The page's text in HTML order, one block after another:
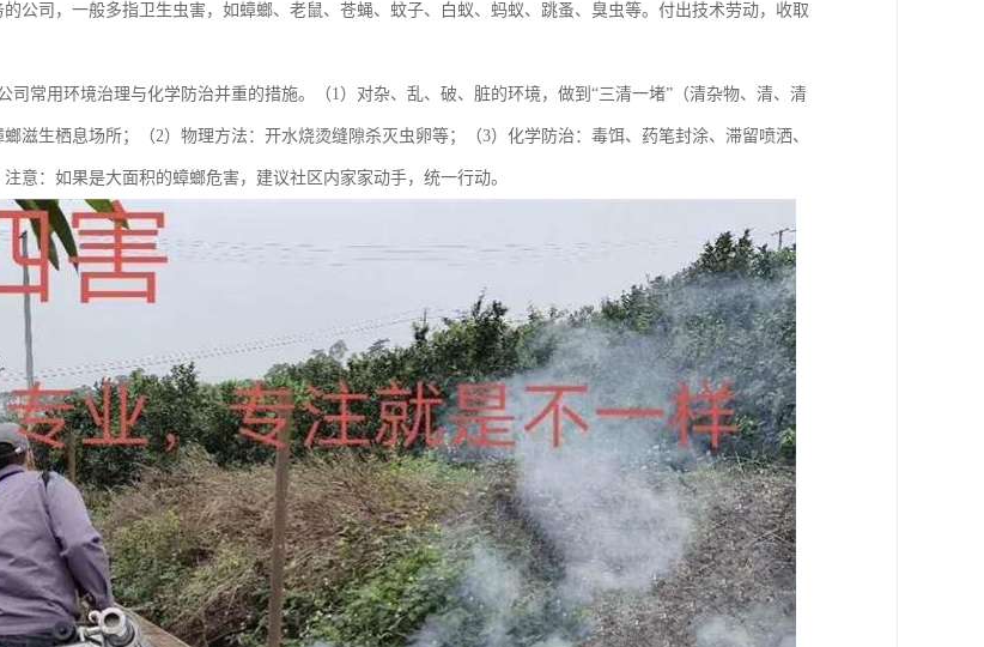
公司，一般多指卫生虫害，如蟑螂、老鼠、苍蝇、蚊子、白蚁、蚂蚁、跳蚤、臭虫等。付出技术劳动，收取
司常用环境治理与化学防治并重的措施。（1）对杂、乱、破、脏的环境，做到“三清一堵”（清杂物、清、清
滋生栖息场所；（2）物理方法：开水烧烫缝隙杀灭虫卵等；（3）化学防治：毒饵、药笔封涂、滞留喷洒、
意：如果是大面积的蟑螂危害，建议社区内家家动手，统一行动。